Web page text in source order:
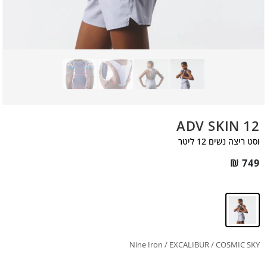
ADV SKIN 12
וסט ריצה נשים 12 ליטר
₪ 749
Nine Iron / EXCALIBUR / COSMIC SKY